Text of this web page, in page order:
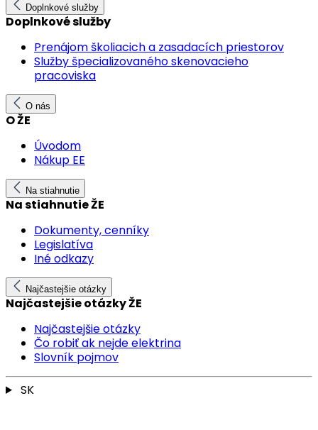
Doplnkové služby
Doplnkové služby
Prenájom školiacich a zasadacích priestorov
Služby špecializovaného skenovacieho
pracoviska
O nás
O ŽE
Úvodom
Nákup EE
Na stiahnutie
Na stiahnutie ŽE
Dokumenty, cenníky
Legislatíva
Iné odkazy
Najčastejšie otázky
Najčastejšie otázky ŽE
Najčastejšie otázky
Čo robiť ak nejde elektrina
Slovník pojmov
SK